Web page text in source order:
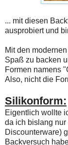
... mit diesen
ausprobiert und
Mit den
Spaß zu backen
Formen namens
Also, nicht die
Silikonform:
Eigentlich wollte
da ich bislang
Discounterware)
Backversuch